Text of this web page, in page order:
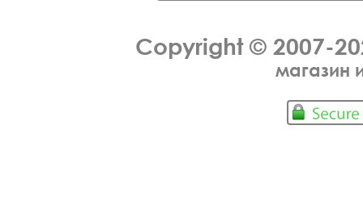
Copyright © 2007-
магазин